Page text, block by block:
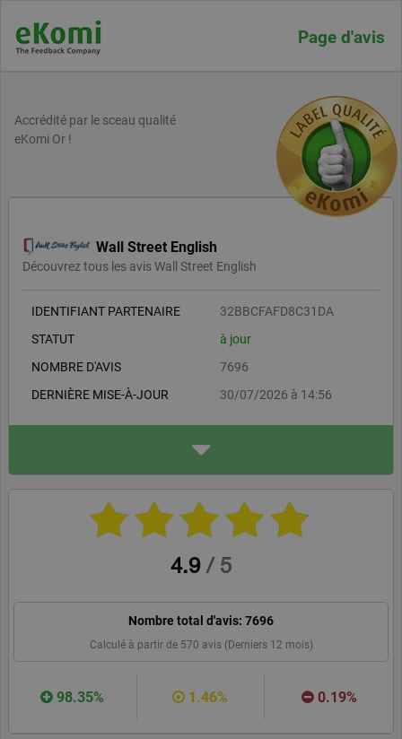
Page d'avis
Accrédité par le sceau qualité
eKomi Or !
Wall Street English
Découvrez tous les avis Wall Street English
IDENTIFIANT PARTENAIRE
32BBCFAFD8C31DA
STATUT
à jour
NOMBRE D'AVIS
7696
DERNIÈRE MISE-À-JOUR
30/07/2026 à 14:56
ADRESSE
Wall Street English
WEBSITE wallstreetenglish.fr
RECOMMANDER
4.9/ 5
Nombre total d'avis: 7696
Calculé à partir de 570 avis (Derniers 12 mois)
98.35% 1.46% 0.19%